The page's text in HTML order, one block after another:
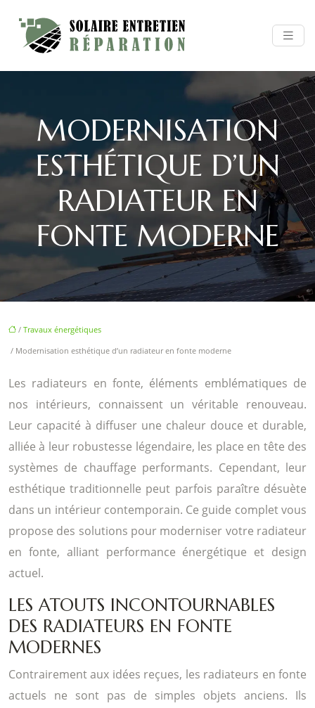
MODERNISATION
ESTHÉTIQUE D’UN
RADIATEUR EN
FONTE MODERNE
/ Travaux énergétiques
/ Modernisation esthétique d’un radiateur en fonte moderne
Les radiateurs en fonte, éléments emblématiques de
nos intérieurs, connaissent un véritable renouveau.
Leur capacité à diffuser une chaleur douce et durable,
alliée à leur robustesse légendaire, les place en tête des
systèmes de chauffage performants. Cependant, leur
esthétique traditionnelle peut parfois paraître désuète
dans un intérieur contemporain. Ce guide complet vous
propose des solutions pour moderniser votre radiateur
en fonte, alliant performance énergétique et design
actuel.
LES ATOUTS INCONTOURNABLES
DES RADIATEURS EN FONTE
MODERNES
Contrairement aux idées reçues, les radiateurs en fonte
actuels ne sont pas de simples objets anciens. Ils